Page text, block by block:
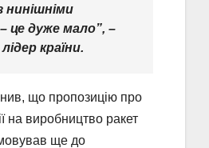
нинішніми
це дуже мало”, –
країни.
що пропозицію про
на виробництво ракет
ще до